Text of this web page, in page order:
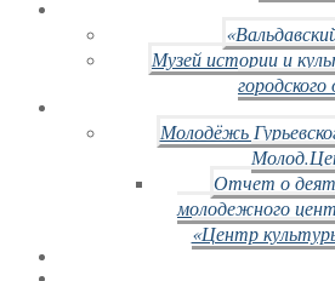
Музей истории и
городского
Молодёжь
Отчет о
молодежного
«Центр